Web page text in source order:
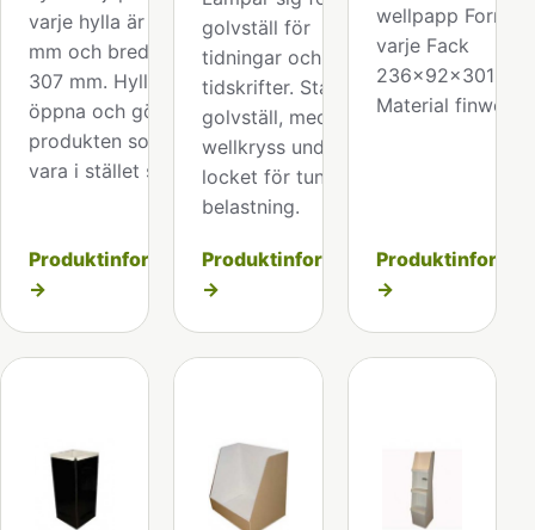
varje hylla är 200
mm och bredden
307 mm. Hyllorna är
öppna och gör
produkten som ska
vara i stället synligt.
Produktinformation
→
golvställ för
tidningar och
tidskrifter. Stadigt
golvställ, med ett
wellkryss under
locket för tung
belastning.
Produktinformation
→
wellpapp Format
varje Fack
236x92x301mm
Material finwell.
→